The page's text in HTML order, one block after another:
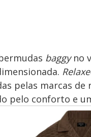
baggyno
pelas marcas
pelo conforto e